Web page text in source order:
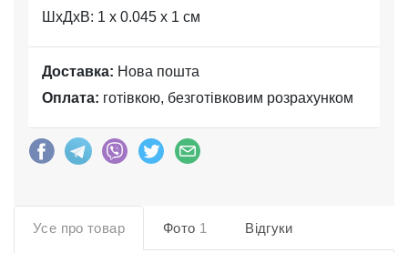
ШхДхВ: 1 x 0.045 x 1 см
Доставка: Нова пошта
Оплата: готівкою, безготівковим розрахунком
Усе про товар Фото 1 Відгуки